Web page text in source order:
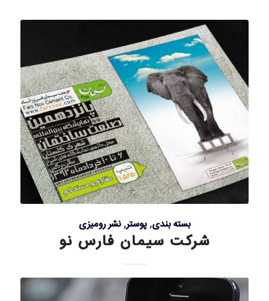
بسته بندی,پوستر,نشر رومیزی
شرکت سیمان فارس نو